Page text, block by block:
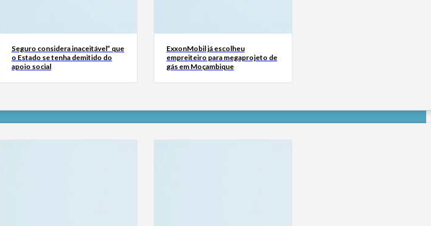
Seguro considera inaceitável” que
o Estado se tenha demitido do
apoio social
ExxonMobil já escolheu
empreiteiro para megaprojeto de
gás em Moçambique